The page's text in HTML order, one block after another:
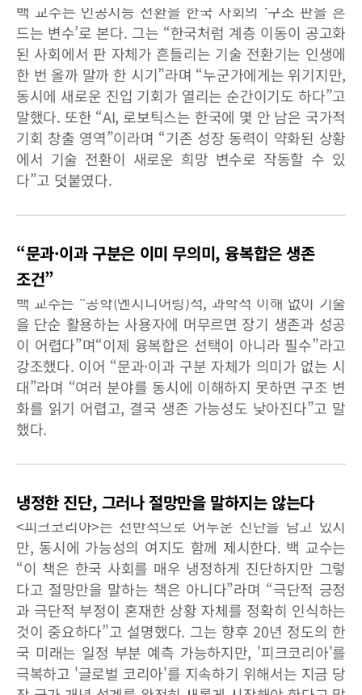
백 교수는 인공지능 전환을 한국 사회의 ‘구조 판을 흔
드는 변수’로 본다. 그는 “한국처럼 계층 이동이 공고화
된 사회에서 판 자체가 흔들리는 기술 전환기는 인생에
한 번 올까 말까 한 시기”라며 “누군가에게는 위기지만,
동시에 새로운 진입 기회가 열리는 순간이기도 하다”고
말했다. 또한 “AI, 로보틱스는 한국에 몇 안 남은 국가적
기회 창출 영역”이라며 “기존 성장 동력이 약화된 상황
에서 기술 전환이 새로운 희망 변수로 작동할 수 있
다”고 덧붙였다.
“문과·이과 구분은 이미 무의미, 융복합은 생존
조건”
백 교수는 “공학(엔지니어링)적, 과학적 이해 없이 기술
을 단순 활용하는 사용자에 머무르면 장기 생존과 성공
이 어렵다”며“이제 융복합은 선택이 아니라 필수”라고
강조했다. 이어 “문과·이과 구분 자체가 의미가 없는 시
대”라며 “여러 분야를 동시에 이해하지 못하면 구조 변
화를 읽기 어렵고, 결국 생존 가능성도 낮아진다”고 말
했다.
냉정한 진단, 그러나 절망만을 말하지는 않는다
<피크코리아>는 전반적으로 어두운 진단을 담고 있지
만, 동시에 가능성의 여지도 함께 제시한다. 백 교수는
“이 책은 한국 사회를 매우 냉정하게 진단하지만 그렇
다고 절망만을 말하는 책은 아니다”라며 “극단적 긍정
과 극단적 부정이 혼재한 상황 자체를 정확히 인식하는
것이 중요하다”고 설명했다. 그는 향후 20년 정도의 한
국 미래는 일정 부분 예측 가능하지만, '피크코리아'를
극복하고 '글로벌 코리아'를 지속하기 위해서는 지금 당